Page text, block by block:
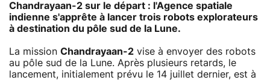
Chandrayaan-2 sur le départ : l'Agence spatiale
indienne s'apprête à lancer trois robots explorateurs
à destination du pôle sud de la Lune.
La mission Chandrayaan-2 vise à envoyer des robots
au pôle sud de la Lune. Après plusieurs retards, le
lancement, initialement prévu le 14 juillet dernier, est à